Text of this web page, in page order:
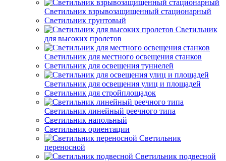
Светильник взрывозащищенный стационарный
Светильник грунтовый
Светильник
для высоких пролетов
Светильник для местного освещения станков
Светильник для освещения туннелей
Светильник для освещения улиц и площадей
Светильник для стройплощадок
Светильник линейный реечного типа
Светильник напольный
Светильник ориентации
Светильник
переносной
Светильник подвесной